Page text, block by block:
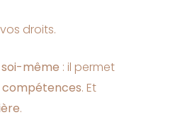
droits.
même : il permet
compétences. Et
.